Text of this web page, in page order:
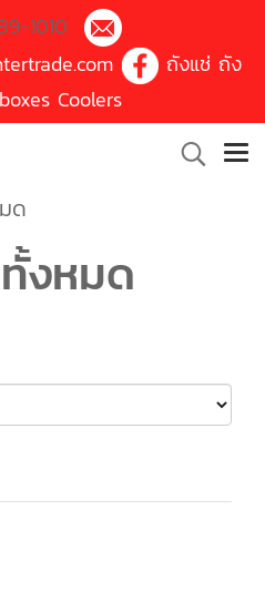
1010
ถังแช่ ถัง
Coolers
ด
งหมด